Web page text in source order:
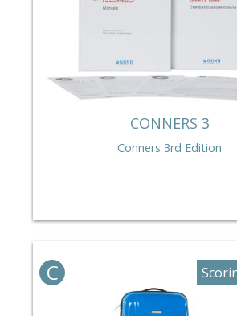
CONNERS 3
Conners 3rd Edition
C